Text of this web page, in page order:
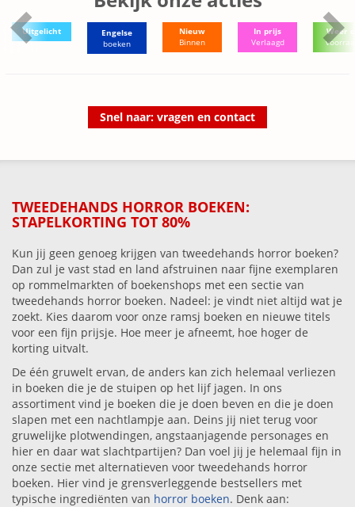
Uitgelicht
Engelse
boeken
Nieuw
Binnen
In prijs
Verlaagd
Weer
Snel naar: vragen en contact
TWEEDEHANDS HORROR BOEKEN:
STAPELKORTING TOT 80%
Kun jij geen genoeg krijgen van tweedehands horror boeken?
Dan zul je vast stad en land afstruinen naar fijne exemplaren
op rommelmarkten of boekenshops met een sectie van
tweedehands horror boeken. Nadeel: je vindt niet altijd wat je
zoekt. Kies daarom voor onze ramsj boeken en nieuwe titels
voor een fijn prijsje. Hoe meer je afneemt, hoe hoger de
korting uitvalt.
De één gruwelt ervan, de anders kan zich helemaal verliezen
in boeken die je de stuipen op het lijf jagen. In ons
assortiment vind je boeken die je doen beven en die je doen
slapen met een nachtlampje aan. Deins jij niet terug voor
gruwelijke plotwendingen, angstaanjagende personages en
hier en daar wat slachtpartijen? Dan voel jij je helemaal fijn in
onze sectie met alternatieven voor tweedehands horror
boeken. Hier vind je grensverleggende bestsellers met
typische ingrediënten van horror boeken. Denk aan: